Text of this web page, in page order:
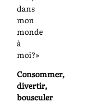
dans
mon
monde
à
moi?»
Consommer,
divertir,
bousculer